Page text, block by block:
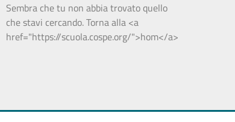
Sembra che tu non abbia trovato quello
che stavi cercando. Torna alla <a
href="https://scuola.cospe.org/">hom</a>